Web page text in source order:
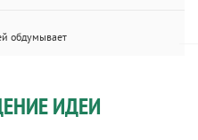
обдумывает
ИДЕИ